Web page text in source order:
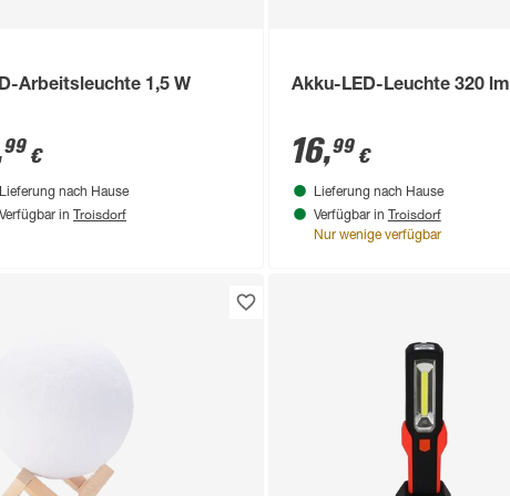
Arbeitsleuchte 1,5 W
99 €
Lieferung nach Hause
Verfügbar in Troisdorf
Akku-LED-Leuchte 320 lm
16,99€
Lieferung nach Hause
Verfügbar in Troisdorf
Nur wenige verfügbar